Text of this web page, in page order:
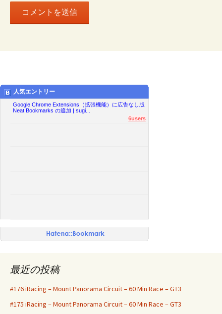
人気エントリー
Google Chrome Extensions（拡張機能）に広告なし版
Neat Bookmarks の追加 | sugi...
6users
最近の投稿
#176 iRacing – Mount Panorama Circuit – 60 Min Race – GT3
#175 iRacing – Mount Panorama Circuit – 60 Min Race – GT3